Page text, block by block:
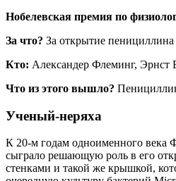
Нобелевская премия по
За что? За открытие
Кто: Александер Флеминг, Эрнст
Что из этого вышло?
Ученый-неряха
К 20-м годам одноименного века
сыграло решающую роль в его
стенками и такой же крышкой,